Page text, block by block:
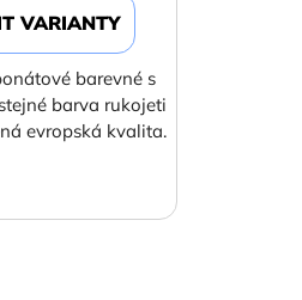
VARIANTY
barevné s
barva rukojeti
evropská kvalita.